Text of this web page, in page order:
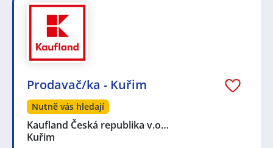
Prodavač/ka - Kuřim
Nutně vás hledají
Kaufland Česká republika v.o…
Kuřim